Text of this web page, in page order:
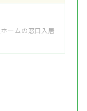
ームの窓口入居